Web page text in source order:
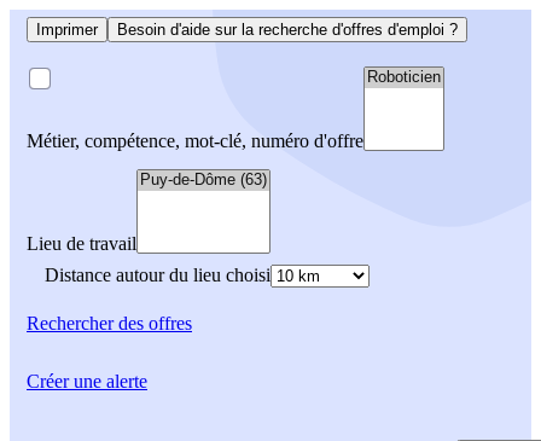
Imprimer Besoin d'aide sur la recherche d'offres d'emploi ?
Métier, compétence, mot-clé, numéro d'offre
Lieu de travail
Distance autour du lieu choisi
Rechercherdes offres
Créer une alerte